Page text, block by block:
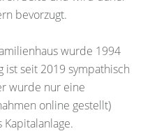
bevorzugt.
wurde 1994
ist seit 2019 sympathisch
wurde nur eine
online gestellt)